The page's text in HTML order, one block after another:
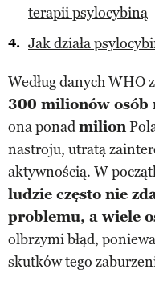
terapii psylocybiną
Jak działa
Według danych WHO z
300 milionów osób
ona ponadmilion
nastroju, utratą
aktywnością. W
ludzie często nie
problemu, a wiele
olbrzymi błąd,
skutków tego